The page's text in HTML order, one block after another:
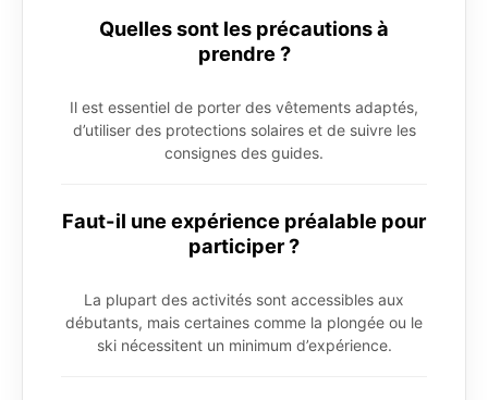
Quelles sont les précautions à
prendre ?
Il est essentiel de porter des vêtements adaptés,
d’utiliser des protections solaires et de suivre les
consignes des guides.
Faut-il une expérience préalable pour
participer ?
La plupart des activités sont accessibles aux
débutants, mais certaines comme la plongée ou le
ski nécessitent un minimum d’expérience.